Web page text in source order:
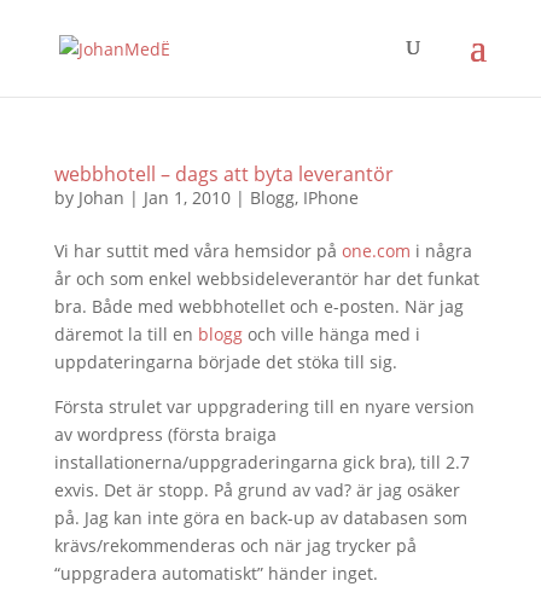
webbhotell – dags att byta leverantör
by Johan | Jan 1, 2010| Blogg, IPhone
Vi har suttit med våra hemsidor på one.com i några
år och som enkel webbsideleverantör har det funkat
bra. Både med webbhotellet och e-posten. När jag
däremot la till en bloggoch ville hänga med i
uppdateringarna började det stöka till sig.
Första strulet var uppgradering till en nyare version
av wordpress (första braiga
installationerna/uppgraderingarna gick bra), till 2.7
exvis. Det är stopp. På grund av vad? är jag osäker
på. Jag kan inte göra en back-up av databasen som
krävs/rekommenderas och när jag trycker på
“uppgradera automatiskt” händer inget.